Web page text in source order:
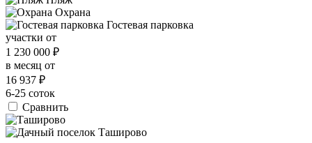
Охрана
Гостевая парковка
участки от
1 230 000 ₽
в месяц от
16 937 ₽
6-25 соток
Сравнить